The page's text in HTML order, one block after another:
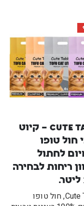
Cute Tabby – קיוט
חול טופו
לחתול
ריחות לבחירה
Cute Tabby, חול טופו